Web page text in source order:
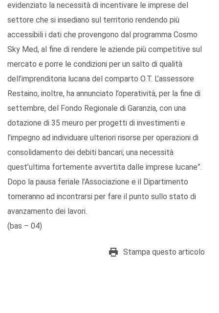
evidenziato la necessità di incentivare le imprese del
settore che si insediano sul territorio rendendo più
accessibili i dati che provengono dal programma Cosmo
Sky Med, al fine di rendere le aziende più competitive sul
mercato e porre le condizioni per un salto di qualità
dell’imprenditoria lucana del comparto O.T. L’assessore
Restaino, inoltre, ha annunciato l’operatività, per la fine di
settembre, del Fondo Regionale di Garanzia, con una
dotazione di 35 meuro per progetti di investimenti e
l’impegno ad individuare ulteriori risorse per operazioni di
consolidamento dei debiti bancari; una necessità
quest’ultima fortemente avvertita dalle imprese lucane”.
Dopo la pausa feriale l’Associazione e il Dipartimento
torneranno ad incontrarsi per fare il punto sullo stato di
avanzamento dei lavori.
(bas – 04)
Stampa questo articolo